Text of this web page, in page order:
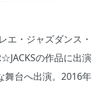
エ・ジャズダンス・
の作品に出演
舞台へ出演。2016年